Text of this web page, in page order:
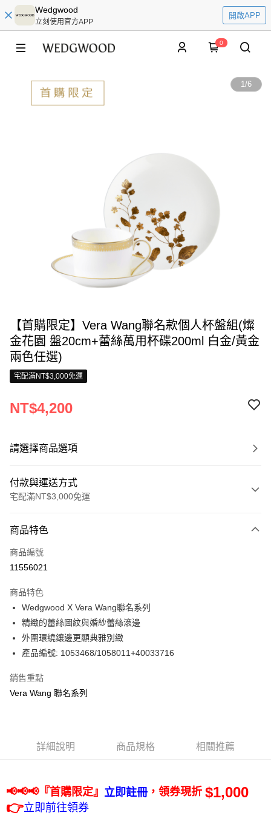
Wedgwood
立刻使用官方APP
開啟APP
0
1/6
【首購限定】Vera Wang聯名款個人杯盤組(燦
金花園 盤20cm+蕾絲萬用杯碟200ml 白金/黃金
兩色任選)
宅配滿NT$3,000免運
NT$4,200
請選擇商品選項
付款與運送方式
宅配滿NT$3,000免運
信用卡一次付款
信用卡分期付款
合作金庫商業銀行
華南商業銀行
彰化商業銀行
上海商業儲蓄銀行
國泰世華商業銀行
臺灣中小企業銀行
台中商業銀行
聯邦商業銀行
元大商業銀行
玉山商業銀行
Apple Pay
街口支付
運送方式
商品特色
商品編號
11556021
商品特色
Wedgwood X Vera Wang聯名系列
精緻的蕾絲圖紋與婚紗蕾絲滾邊
外圍環繞鑲邊更顯典雅別緻
產品編號: 1053468/1058011+40033716
銷售重點
Vera Wang 聯名系列
詳細說明 商品規格 相關推薦
📢📢📢『首購限定』 立即註冊 ， 領券現折 $1,000
👉立即前往領券